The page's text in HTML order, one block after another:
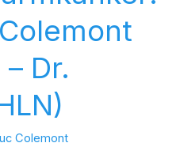
Dr.
Colemont